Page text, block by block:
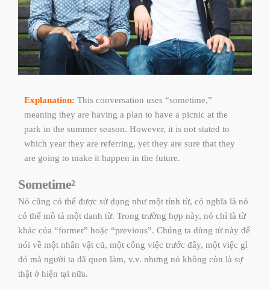
Explanation: This conversation uses “sometime,”
meaning they are having a plan to have a picnic at the
park in the summer season. However, it is not stated to
which year they are referring, yet they are sure that they
are going to make it happen in the future.
Sometime²​​
Nó cũng có thể được sử dụng như một tính từ, có nghĩa là nó
có thể mô tả một danh từ. Trong trường hợp này, nó chỉ là từ
khác của“former” hoặc “previous”. Chúng ta dùng từ này để
nói về một nhân vật cũ, một công việc trước đây, một việc gì
đó mà người ta đã quen làm, v.v. nhưng nó không còn là sự
thật ở hiện tại nữa.